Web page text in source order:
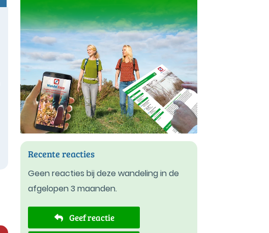
Recente reacties
Geen reacties bij deze wandeling in de
afgelopen 3 maanden.
Geef reactie